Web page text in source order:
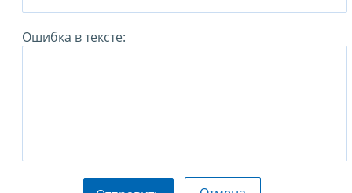
Ошибка в тексте: